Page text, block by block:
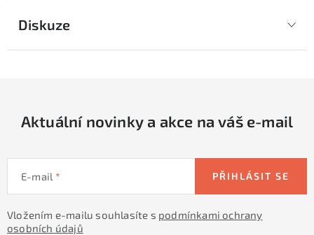
Diskuze
Aktuální novinky a akce na váš e-mail
E-mail
Vložením e-mailu souhlasíte s podmínkami ochrany
osobních údajů
PŘIHLÁSIT SE